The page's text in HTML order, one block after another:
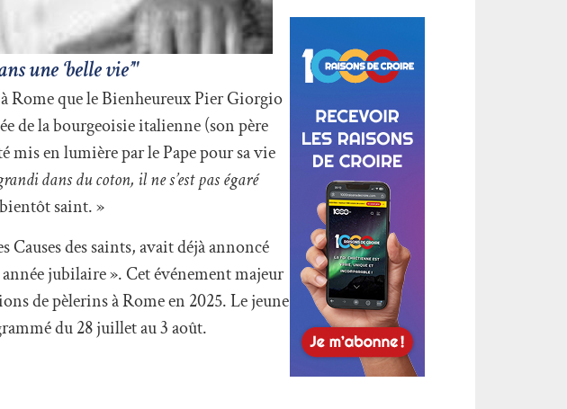
une ‘belle vie’"
Rome que le Bienheureux Pier Giorgio
de la bourgeoisie italienne (son père
mis en lumière par le Pape pour sa vie
dans du coton, il ne s’est pas égaré
saint. »
des saints, avait déjà annoncé
jubilaire ». Cet événement majeur
de pèlerins à Rome en 2025. Le jeune
du 28 juillet au 3 août.